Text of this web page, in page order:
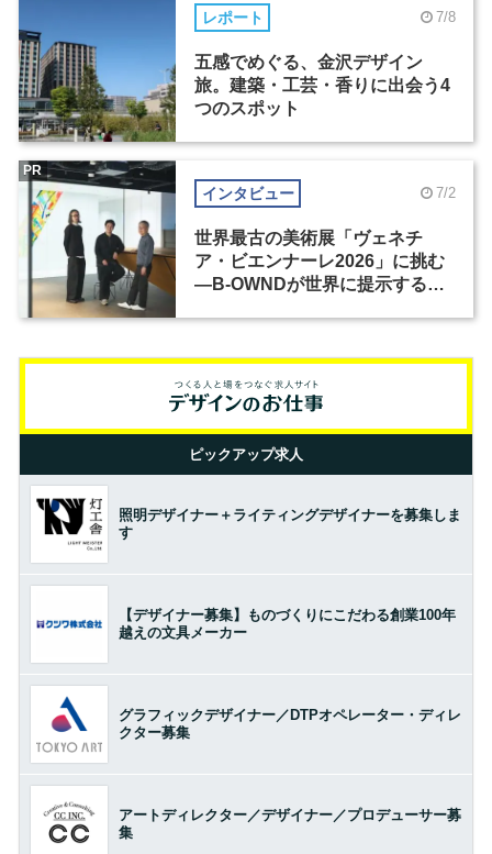
レポート 7/8
五感でめぐる、金沢デザイン
旅。建築・工芸・香りに出会う4
つのスポット
インタビュー 7/2
世界最古の美術展「ヴェネチ
ア・ビエンナーレ2026」に挑む
―B-OWNDが世界に提示する美
PR
ピックアップ求人
照明デザイナー＋ライティングデザイナーを募集しま
す
【デザイナー募集】ものづくりにこだわる創業100年
越えの文具メーカー
グラフィックデザイナー／DTPオペレーター・ディレ
クター募集
アートディレクター／デザイナー／プロデューサー募
集